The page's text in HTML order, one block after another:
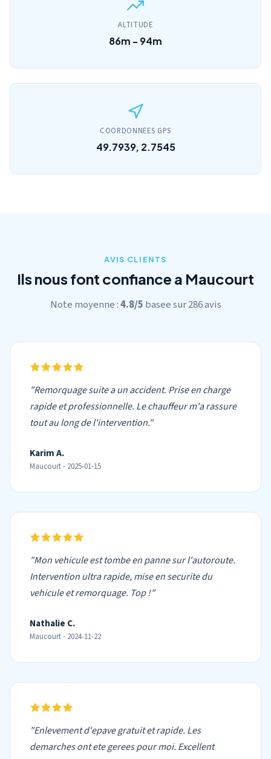
ALTITUDE
86m - 94m
COORDONNEES GPS
49.7939, 2.7545
AVIS CLIENTS
Ils nous font confiance a Maucourt
Note moyenne :4.8/5 basee sur 286 avis
"Remorquage suite a un accident. Prise en charge
rapide et professionnelle. Le chauffeur m'a rassure
tout au long de l'intervention."
Karim A.
Maucourt - 2025-01-15
"Mon vehicule est tombe en panne sur l'autoroute.
Intervention ultra rapide, mise en securite du
vehicule et remorquage. Top !"
Nathalie C.
Maucourt - 2024-11-22
"Enlevement d'epave gratuit et rapide. Les
demarches ont ete gerees pour moi. Excellent